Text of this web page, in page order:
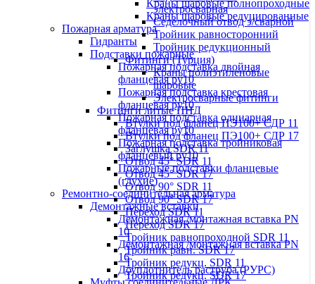
Краны шаровые полнопроходные
Краны шаровые редуцированные
Пожарная арматура
Гидранты
Подставки пожарные
Пожарная подставка двойная
фланцевая ру10
Пожарная подставка крестовая
фланцевая ру10
Пожарная подставка одинарная
фланцевая ру10
Пожарная подставка тройниковая
фланцевый ру10
Пожарные подставки фланцевые
(глухие)
Ремонтно-соединительная арматура
Демонтажные вставки
Демонтажная /монтажная вставка PN
10
Демонтажная /монтажная вставка PN
16
Доуплотнитель раструба (РУРС)
электросварная
Седелочный отвод э/сварной
Тройник равносторонний
Тройник редукционный
Фитинги (Турция)
Краны полиэтиленовые
шаровые
Электросварные фитинги
Фитинги литые ПНД
Втулки под фланец ПЭ100+ СДР 11
Втулки под фланец ПЭ100+ СДР 17
Заглушка SDR 11
Отвод 45° SDR 11
Отвод 45° SDR 17
Отвод 90° SDR 11
Отвод 90° SDR 17
Переход SDR 11
Переход SDR 17
Тройник равнопроходной SDR 11
Тройник равн. SDR 17
Тройник редукц. SDR 11
Тройник редукц. SDR 17